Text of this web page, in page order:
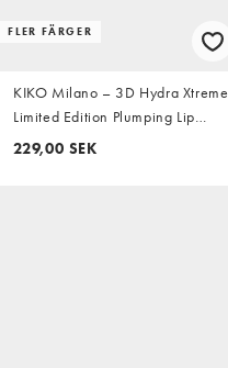
FLER FÄRGER
KIKO Milano – 3D Hydra Xtreme
Limited Edition Plumping Lip
Gloss – Volymgivande läppglans
229,00 SEK